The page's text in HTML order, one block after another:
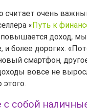
считает очень
«Путь к
доход,
и более дорогих.
смартфон,
вовсе не
этого.
с собой